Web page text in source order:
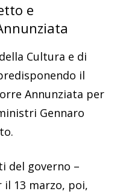
e
Cultura e di
il
Annunziata per
Gennaro
del governo –
13 marzo, poi,